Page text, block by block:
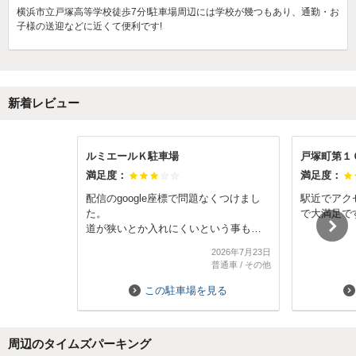
横浜市立戸塚高等学校徒歩7分!駐車場周辺には学校が幾つもあり、通勤・お
子様の送迎などに近くて便利です!
新着レビュー
ルミエールＫ駐車場
満足度：
配信のgoogle座標で問題なくつけまし
た。
道が狭いとか入れにくいという事もあ
ただ地域柄山坂なので地下鉄沿線が目
2026年7月23日
普通車/ その他
この駐車場を見る
戸塚町第１
満足度：
駅近でアク
で大満足で
周辺のタイムズパーキング